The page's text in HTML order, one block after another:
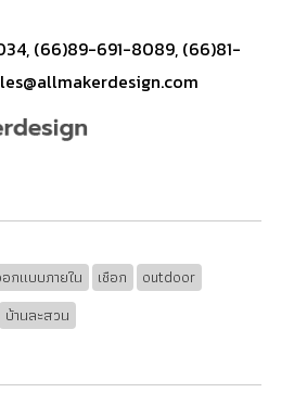
, (66)89-691-8089, (66)81-
กแบบภายใน เชือก
outdoor
บ้านละสวน